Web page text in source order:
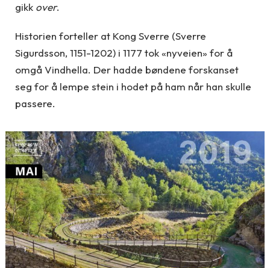
gikk over.
Historien forteller at Kong Sverre (Sverre
Sigurdsson, 1151-1202) i 1177 tok «nyveien» for å
omgå Vindhella. Der hadde bøndene forskanset
seg for å lempe stein i hodet på ham når han skulle
passere.